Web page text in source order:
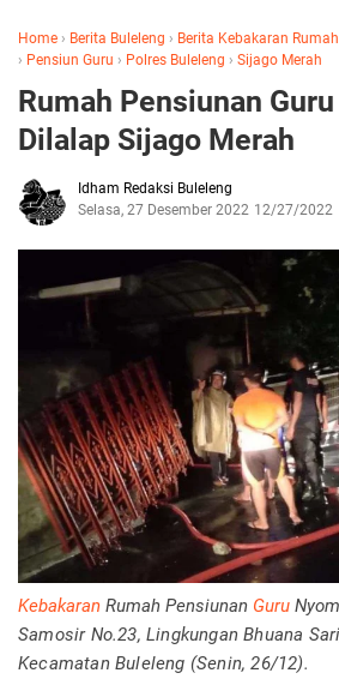
Home › Berita Buleleng › Berita Kebakaran Rumah
› Pensiun Guru › Polres Buleleng › Sijago Merah
Rumah Pensiunan
Dilalap Sijago Merah
Idham Redaksi Buleleng
Selasa, 27 Desember 2022 12/27/2022
Kebakaran Rumah Pensiunan Guru
Samosir No.23, Lingkungan Bhuana
Kecamatan Buleleng (Senin, 26/12).